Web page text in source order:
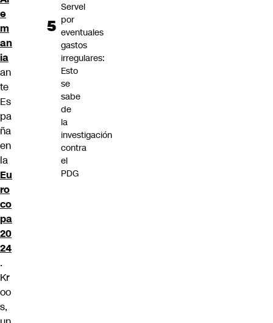
e
m
an
ia
an
te
Es
pa
ña
en
la
Eu
ro
co
pa
20
24
.
Kr
oo
s,
Servel
por
eventuales
gastos
irregulares:
Esto
se
sabe
de
la
investigación
contra
el
PDG